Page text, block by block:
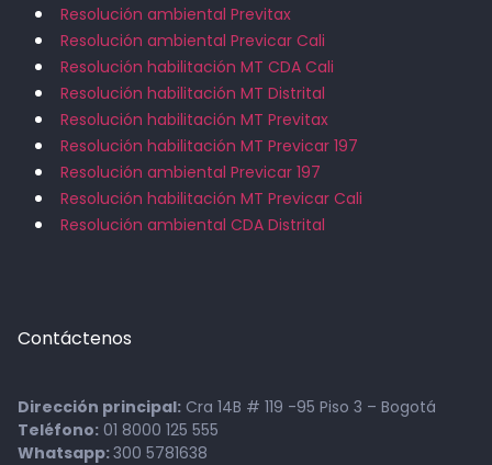
Resolución ambiental Previtax
Resolución ambiental Previcar Cali
Resolución habilitación MT CDA Cali
Resolución habilitación MT Distrital
Resolución habilitación MT Previtax
Resolución habilitación MT Previcar 197
Resolución ambiental Previcar 197
Resolución habilitación MT Previcar Cali
Resolución ambiental CDA Distrital
Contáctenos
Dirección principal: Cra 14B # 119 -95 Piso 3 – Bogotá
Teléfono: 01 8000 125 555
Whatsapp:300 5781638